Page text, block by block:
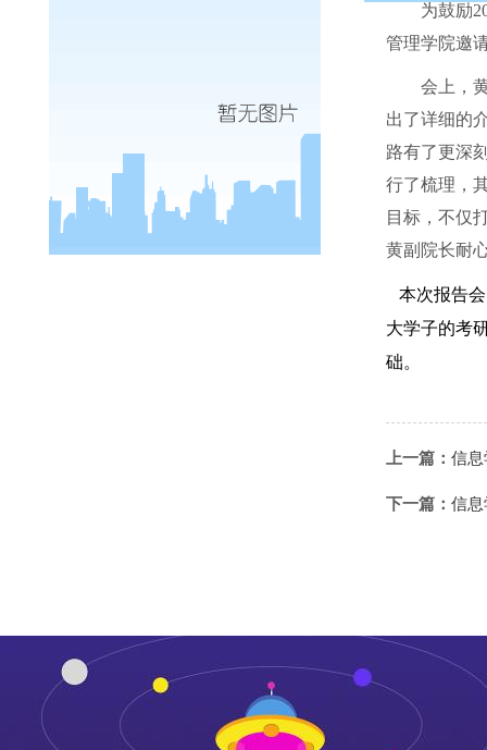
为鼓励
管理学院邀
会上，
出了详细的
路有了更深
行了梳理，
目标，不仅
黄副院长耐
本次报告
大学子的考
础。
上一篇： 信
下一篇： 信